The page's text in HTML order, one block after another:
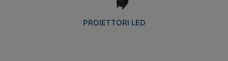
PROIETTORI LED